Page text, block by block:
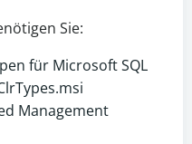
Sie:
für Microsoft SQL
Management